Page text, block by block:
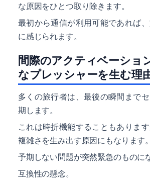
な原因をひとつ取り除きます。
最初から通信が利用可能であれば
に感じられます。
間際のアクティベーショ
なプレッシャーを生む理
多くの旅行者は、最後の瞬間まで
期します。
これは時折機能することもありま
複雑さを生み出す原因にもなります。
予期しない問題が突然緊急のものに
互換性の懸念。